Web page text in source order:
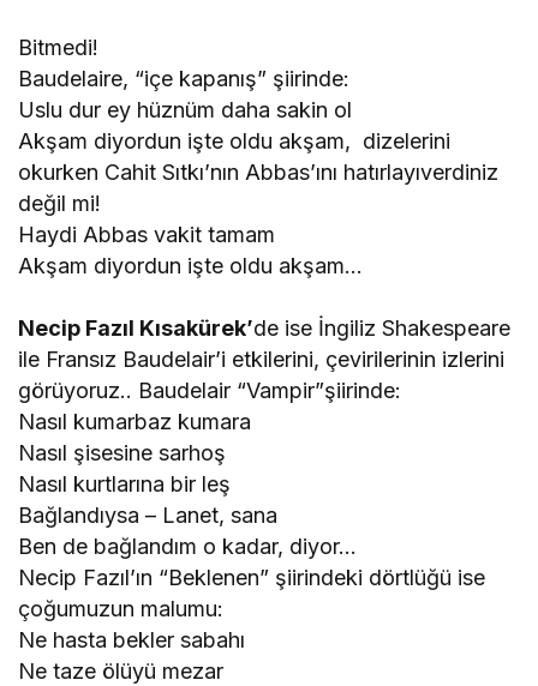
Bitmedi!
Baudelaire, “içe kapanış” şiirinde:
Uslu dur ey hüznüm daha sakin ol
Akşam diyordun işte oldu akşam, dizelerini
okurken Cahit Sıtkı’nın Abbas’ını hatırlayıverdiniz
değil mi!
Haydi Abbas vakit tamam
Akşam diyordun işte oldu akşam…
Necip Fazıl Kısakürek’de ise İngiliz Shakespeare
ile Fransız Baudelair’i etkilerini, çevirilerinin izlerini
görüyoruz.. Baudelair “Vampir”şiirinde:
Nasıl kumarbaz kumara
Nasıl şisesine sarhoş
Nasıl kurtlarına bir leş
Bağlandıysa – Lanet, sana
Ben de bağlandım o kadar, diyor…
Necip Fazıl’ın “Beklenen” şiirindeki dörtlüğü ise
çoğumuzun malumu:
Ne hasta bekler sabahı
Ne taze ölüyü mezar